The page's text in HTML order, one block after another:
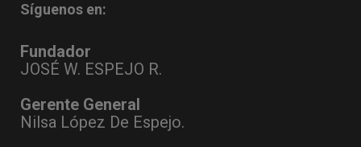
Síguenos en:
Fundador
JOSÉ W. ESPEJO R.
Gerente General
Nilsa López De Espejo.